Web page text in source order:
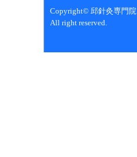
Copyright© 邱針灸専門院
All right reserved.